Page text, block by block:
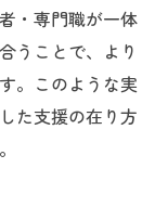
・専門職が一体
うことで、より
。このような実
た支援の在り方